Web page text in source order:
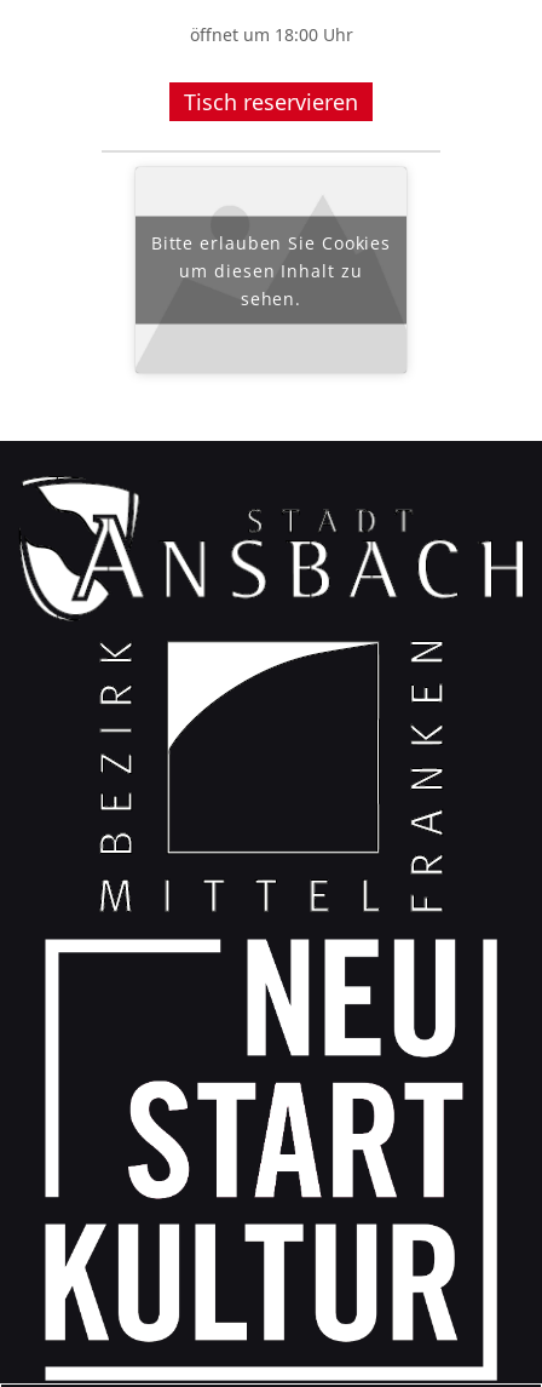
öffnet um 18:00 Uhr
Tisch reservieren
Bitte erlauben Sie Cookies
um diesen Inhalt zu
sehen.